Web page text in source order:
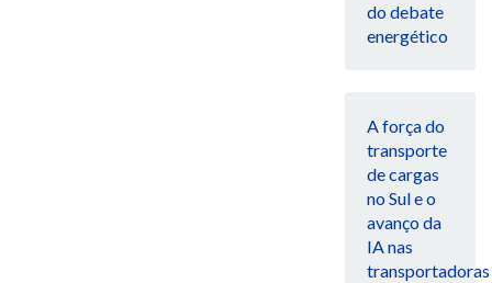
do debate
energético
A força do
transporte
de cargas
no Sul e o
avanço da
IA nas
transportadoras